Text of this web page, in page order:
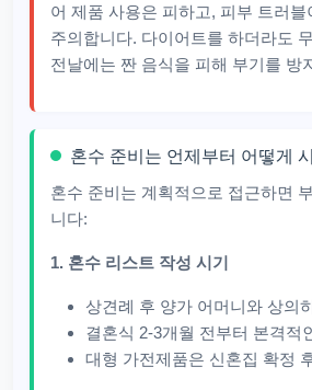
어 제품 사용은 피하고, 피부 트러블
주의합니다. 다이어트를 하더라도
전날에는 짠 음식을 피해 부기를 방
혼수 준비는 언제부터 어떻게
혼수 준비는 계획적으로 접근하면
니다:
1. 혼수 리스트 작성 시기
상견례 후 양가 어머니와 상의
결혼식 2-3개월 전부터 본격적
대형 가전제품은 신혼집 확정